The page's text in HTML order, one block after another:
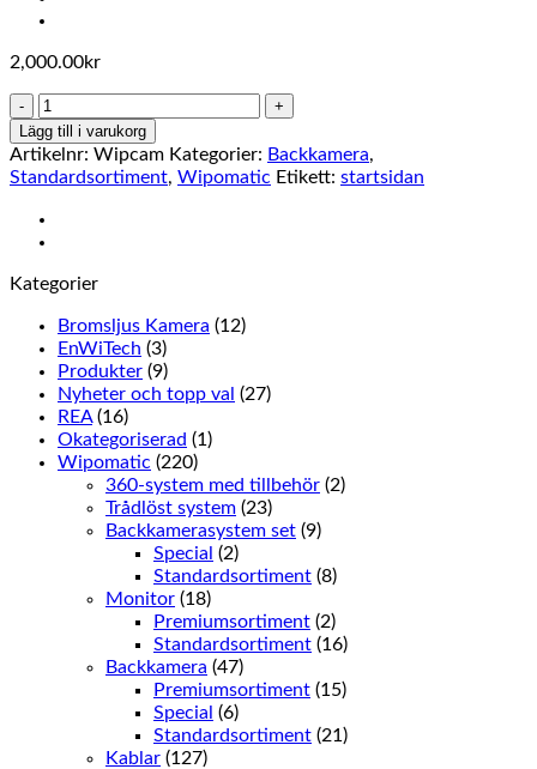
2,000.00kr
Wipcam,
Standardkamera
150°
mängd
Lägg till i varukorg
Artikelnr: Wipcam Kategorier: Backkamera,
Standardsortiment, Wipomatic Etikett: startsidan
Kategorier
Bromsljus Kamera (12)
EnWiTech (3)
Produkter (9)
Nyheter och topp val (27)
REA (16)
Okategoriserad (1)
Wipomatic (220)
360-system med tillbehör (2)
Trådlöst system (23)
Backkamerasystem set (9)
Special (2)
Standardsortiment (8)
Monitor (18)
Premiumsortiment (2)
Standardsortiment (16)
Backkamera (47)
Premiumsortiment (15)
Special (6)
Standardsortiment (21)
Kablar (127)